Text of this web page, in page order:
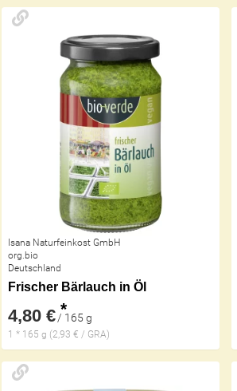
Isana Naturfeinkost GmbH
org.bio
Deutschland
Frischer Bärlauch in Öl
4,80 €*
/ 165 g
1 * 165 g (2,93 € / GRA)